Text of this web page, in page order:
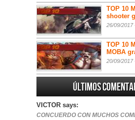
TOP 10
shooter
26/09/2017
TOP 10
MOBA
20/09/2017
Últimos
VICTOR says:
CONCUERDO CON MUCHOS